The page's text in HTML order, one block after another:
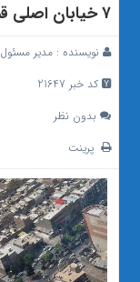
۷ خیابان اصلی قم بازطراحی می‌شود
نویسنده : مدیر مسئول
کد خبر 21647
بدون نظر
پرینت